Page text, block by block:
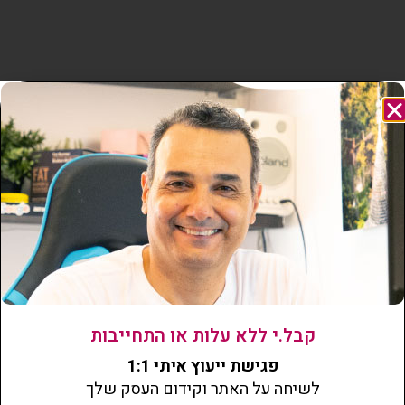
עמוד פנימי
קבל.י ללא עלות או התחייבות
פגישת ייעוץ איתי 1:1
לשיחה על האתר וקידום העסק שלך